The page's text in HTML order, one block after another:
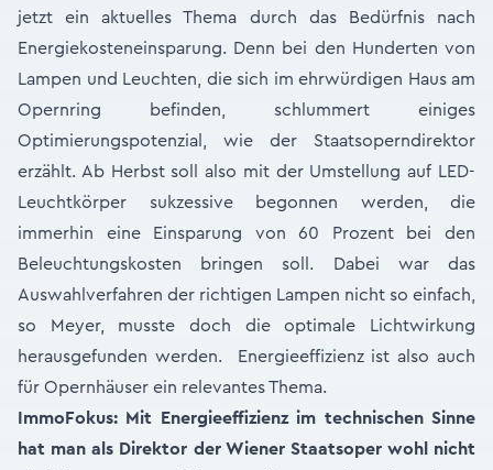
jetzt ein aktuelles Thema durch das Bedürfnis nach
Energiekosteneinsparung. Denn bei den Hunderten von
Lampen und Leuchten, die sich im ehrwürdigen Haus am
Opernring befinden, schlummert einiges
Optimierungspotenzial, wie der Staatsoperndirektor
erzählt. Ab Herbst soll also mit der Umstellung auf LED-
Leuchtkörper sukzessive begonnen werden, die
immerhin eine Einsparung von 60 Prozent bei den
Beleuchtungskosten bringen soll. Dabei war das
Auswahlverfahren der richtigen Lampen nicht so einfach,
so Meyer, musste doch die optimale Lichtwirkung
herausgefunden werden. Energieeffizienz ist also auch
für Opernhäuser ein relevantes Thema.
mmoFokus: Mit Energieeffizienz im technischen Sinne
hat man als Direktor der Wiener Staatsoper wohl nicht